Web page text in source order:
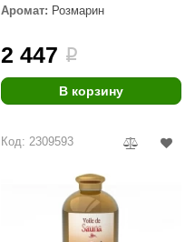
Аромат: Розмарин
2 447 i
В корзину
Код: 2309593